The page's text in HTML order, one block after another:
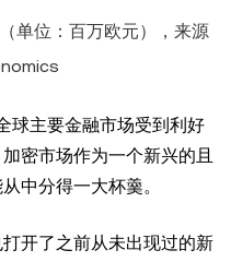
单位：百万欧元），来源
球主要金融市场受到利好
密市场作为一个新兴的且
中分得一大杯羹。
开了之前从未出现过的新